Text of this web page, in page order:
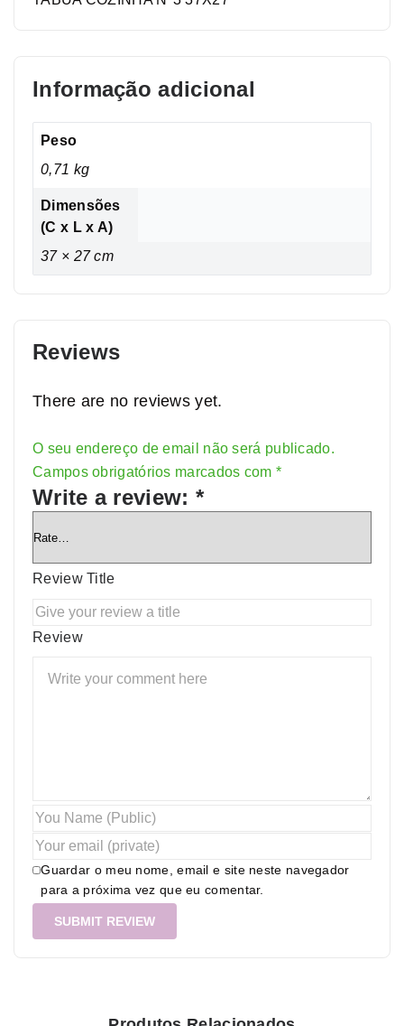
Informação adicional
Peso
0,71 kg
Dimensões
(C x L x A)
37 × 27 cm
Reviews
There are no reviews yet.
O seu endereço de email não será publicado.
Campos obrigatórios marcados com *
Write a review: *
Review Title
Review
Guardar o meu nome, email e site neste navegador
para a próxima vez que eu comentar.